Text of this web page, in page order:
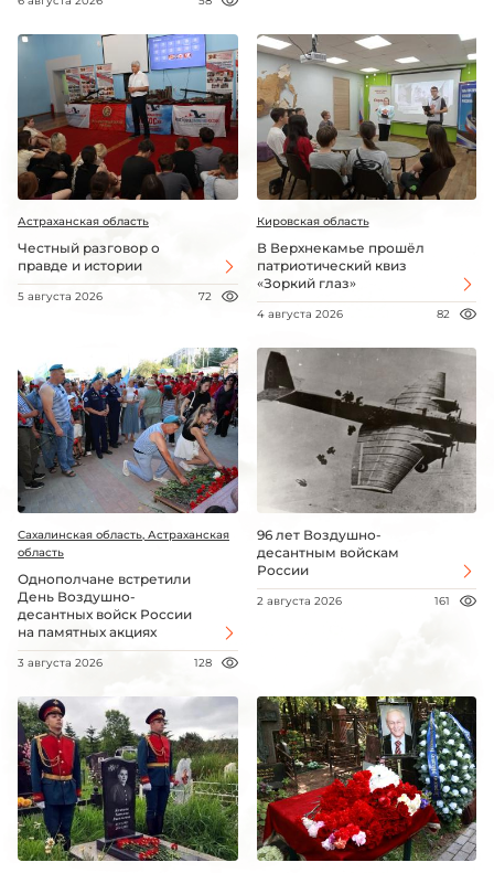
Астраханская область
Честный разговор о
правде и истории
5 августа 2026 72
Кировская область
В Верхнекамье прошёл
патриотический квиз
«Зоркий глаз»
4 августа 2026 82
Сахалинская область, Астраханская
область
Однополчане встретили
День Воздушно-
десантных войск России
на памятных акциях
3 августа 2026 128
96 лет Воздушно-
десантным войскам
России
2 августа 2026 161